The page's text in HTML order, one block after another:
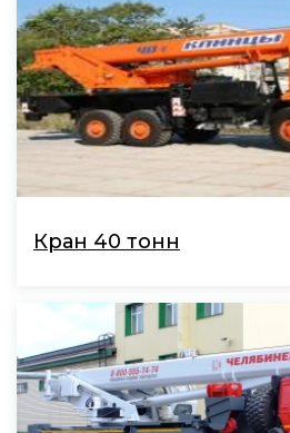
Кран 40 тонн